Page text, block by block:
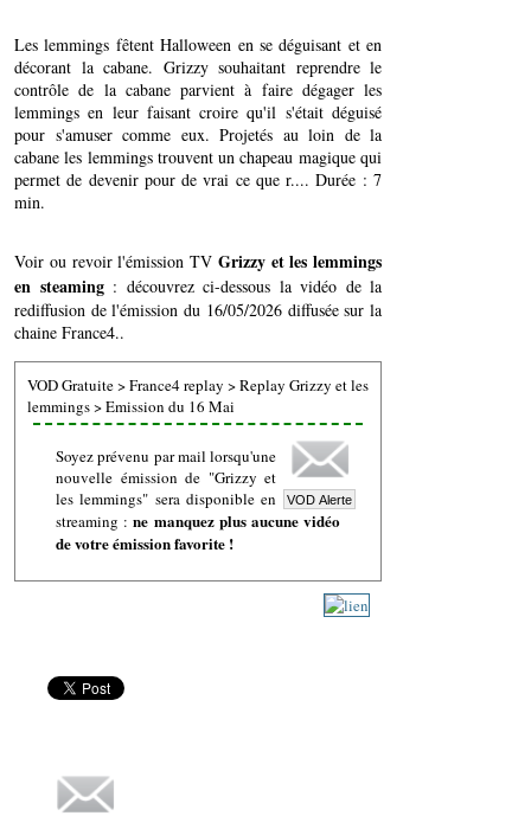
Les lemmings fêtent Halloween en se déguisant et en
décorant la cabane. Grizzy souhaitant reprendre le
contrôle de la cabane parvient à faire dégager les
lemmings en leur faisant croire qu'il s'était déguisé
pour s'amuser comme eux. Projetés au loin de la
cabane les lemmings trouvent un chapeau magique qui
permet de devenir pour de vrai ce que r.... Durée : 7
min.
Voir ou revoir l'émission TV Grizzy et les lemmings
en steaming: découvrez ci-dessous la vidéo de la
rediffusion de l'émission du 16/05/2026 diffusée sur la
chaine France4..
VOD Gratuite>France4 replay >Replay Grizzy et les
lemmings>Emission du 16 Mai
Soyez prévenu par mail lorsqu'une
nouvelle émission de "Grizzy et
les lemmings" sera disponible en
streaming :ne manquez plus aucune vidéo
de votre émission favorite !